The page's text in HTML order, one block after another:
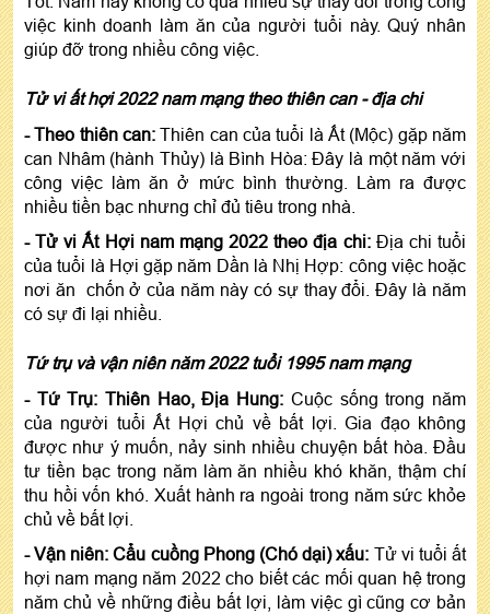
việc kinh doanh làm ăn của người tuổi này. Quý nhân
giúp đỡ trong nhiều công việc.
Tử vi ất hợi 2022 nam mạng theo thiên can - địa chi
- Theo thiên can: Thiên can của tuổi là Ất (Mộc) gặp năm
can Nhâm (hành Thủy) là Bình Hòa: Đây là một năm với
công việc làm ăn ở mức bình thường. Làm ra được
nhiều tiền bạc nhưng chỉ đủ tiêu trong nhà.
- Tử vi Ất Hợi nam mạng 2022 theo địa chi:Địa chi tuổi
của tuổi là Hợi gặp năm Dần là Nhị Hợp: công việc hoặc
nơi ăn chốn ở của năm này có sự thay đổi. Đây là năm
có sự đi lại nhiều.
Tứ trụ và vận niên năm 2022 tuổi 1995 nam mạng
- Tứ Trụ: Thiên Hao, Địa Hung: Cuộc sống trong năm
của người tuổi Ất Hợi chủ về bất lợi. Gia đạo không
được như ý muốn, nảy sinh nhiều chuyện bất hòa. Đầu
tư tiền bạc trong năm làm ăn nhiều khó khăn, thậm chí
thu hồi vốn khó. Xuất hành ra ngoài trong năm sức khỏe
chủ về bất lợi.
- Vận niên: Cẩu cuồng Phong (Chó dại) xấu: Tử vi tuổi ất
hợi nam mạng năm 2022 cho biết các mối quan hệ trong
năm chủ về những điều bất lợi, làm việc gì cũng cơ bản